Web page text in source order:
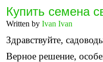
Купить семена
Written by Ivan Ivan
Здравствуйте,
Верное решение,